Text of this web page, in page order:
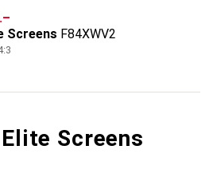
Screens F84XWV2
Screens